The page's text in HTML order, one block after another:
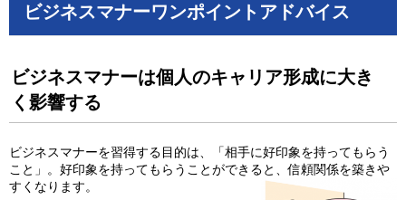
ビジネスマナーワンポイントアドバイス
ビジネスマナーは個人のキャリア形成に大き
く影響する
ビジネスマナーを習得する目的は、「相手に好印象を持ってもらう
こと」。好印象を持ってもらうことができると、信頼関係を築きや
すくなります。